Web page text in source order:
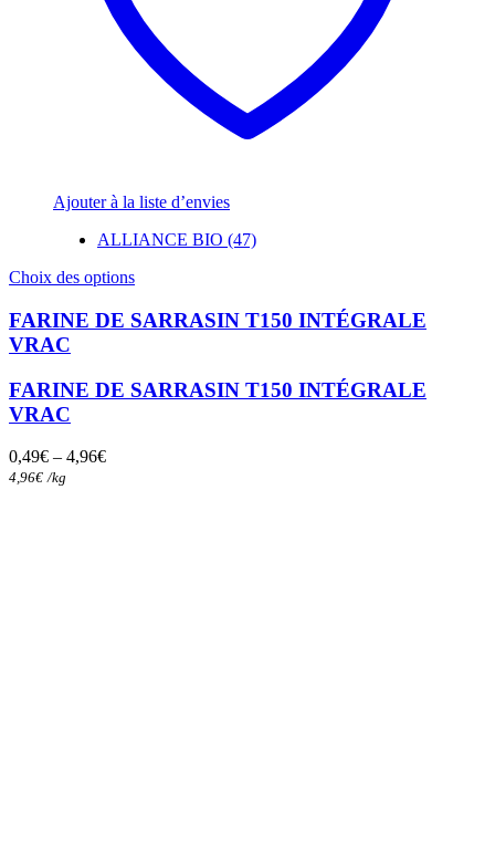
Ajouter à la liste d’envies
ALLIANCE BIO (47)
Choix des optionsCe
a
plusieurs
options
FARINE DE SARRASIN T150 INTÉGRALE
VRAC
FARINE DE SARRASIN T150 INTÉGRALE
VRAC
0,49€ – 4,96€
4,96€ /kg